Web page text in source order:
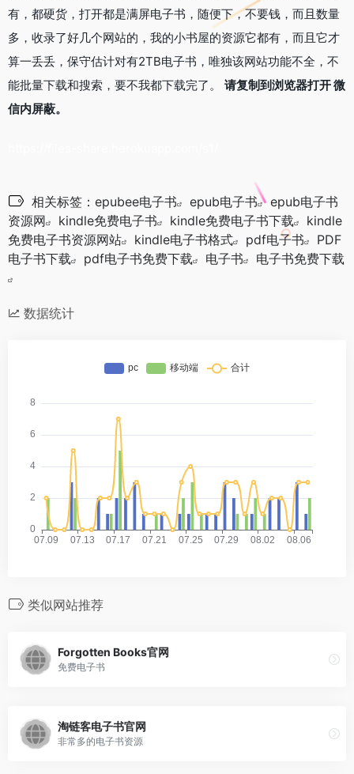
有，都硬货，打开都是满屏电子书，随便下，不要钱，而且数量
多，收录了好几个网站的，我的小书屋的资源它都有，而且它才
算一丢丢，保守估计对有2TB电子书，唯独该网站功能不全，不
能批量下载和搜索，要不我都下载完了。 请复制到浏览器打开 微
信内屏蔽。
相关标签： epubee电子书 epub电子书
epub电子书
资源网
kindle免费电子书 kindle免费电子书下载
kindle
免费电子书资源网站
kindle电子书格式 pdf电子书
PDF
电子书下载
pdf电子书免费下载 电子书 电子书免费下载
数据统计
类似网站推荐
Forgotten Books官网
免费电子书
淘链客电子书官网
非常多的电子书资源